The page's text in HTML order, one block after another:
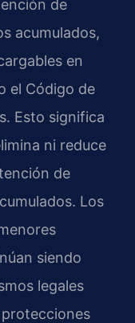
de
acumulados,
en
el Código de
Esto significa
ni reduce
de
Los
siendo
legales
protecciones